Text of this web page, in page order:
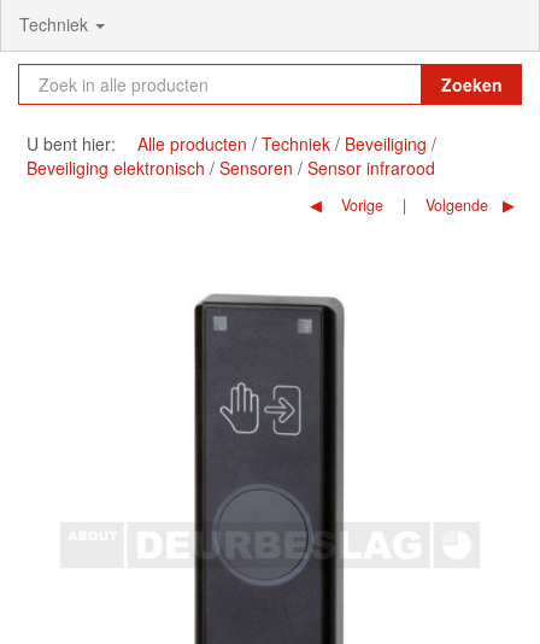
Techniek
Zoeken
U bent hier: Alle producten Techniek
Beveiliging
Beveiliging elektronisch
Sensoren Sensor infrarood
Vorige Volgende